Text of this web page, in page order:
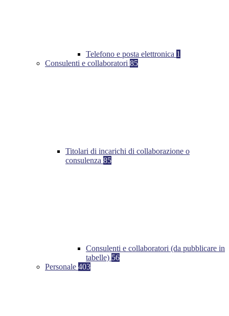
Telefono e posta elettronica 1
Consulenti e collaboratori 85
Titolari di incarichi di collaborazione o
consulenza 85
Consulenti e collaboratori (da pubblicare in
tabelle) 56
Personale 403